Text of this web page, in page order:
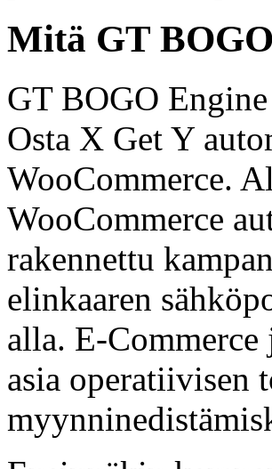
Mitä GT
GT BOGO
Osta X Get Y
WooCommerce.
WooCommerce
rakennettu
elinkaaren
alla. E-
asia operatiivisen